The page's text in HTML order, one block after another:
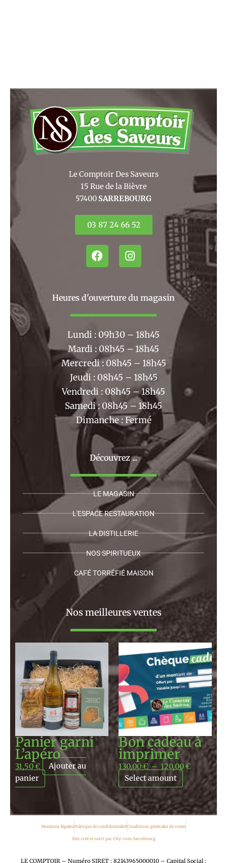
Le Comptoir Des Saveurs
15 Rue de la Bièvre
57400 SARREBOURG
03 87 24 66 52
F
a
b
o
k
I
n
a
r
m
Heures d'ouverture du magasin
Lundi : 09h30 – 18h45
Mardi : 08h45 – 18h45
Mercredi : 08h45 – 18h45
Jeudi : 08h45 – 18h45
Vendredi : 08h45 – 18h45
Samedi : 08h45 – 18h45
Dimanche : Fermé
Découvrez ...
LE MAGASIN
L'ESPACE RESTAURATION
LA DISTILLERIE
NOS SPIRITUEUX
CAFÉ TORRÉFIÉ MAISON
Nos meilleures ventes
Panier garni
L’apéro
31,50€
Ajouter au
panier
Bon cadeau à
imprimer
130,00€ – 120,00€
Plage
de
prix :
130,00 €
à
120,00 €
Select amount
Mentions légalesPolitique de confidentialitéConditions générales de vente
Site créé et suivi par City-com Sarrebourg
LE COMPTOIR – Numéro SIRET : 82143965000010 – Capital Social :